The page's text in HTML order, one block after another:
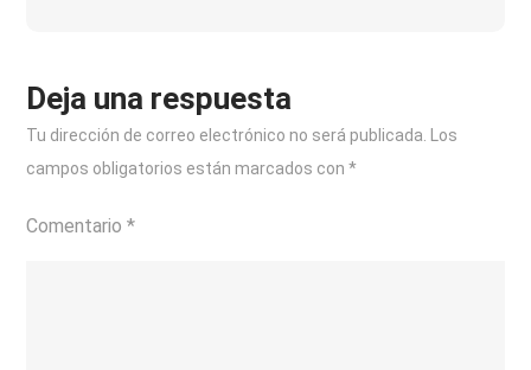
Deja una respuesta
Tu dirección de correo electrónico no será publicada.
Los
campos obligatorios están marcados con*
Comentario*